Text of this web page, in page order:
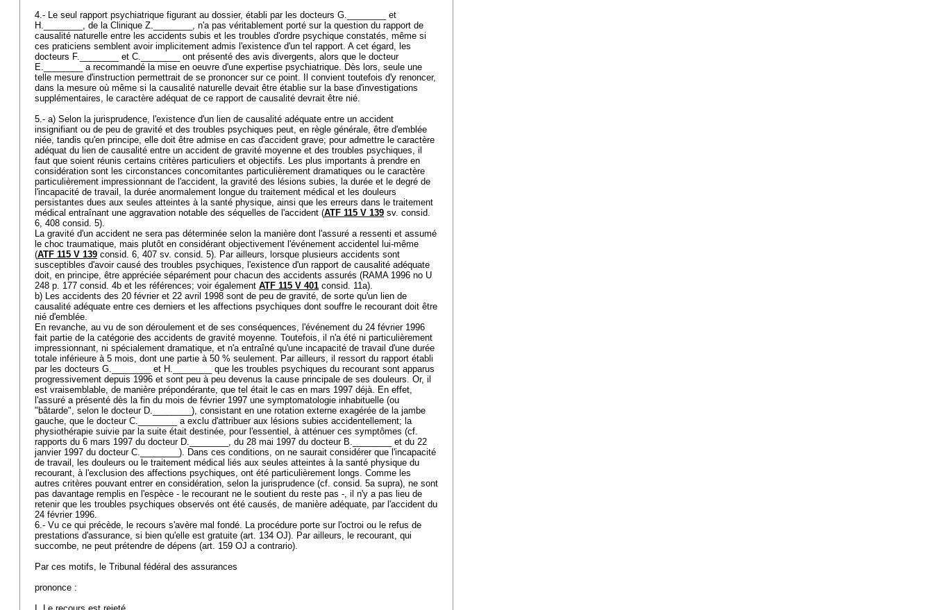
4.- Le seul rapport psychiatrique figurant au dossier, établi par les docteurs G.________ et
H.________, de la Clinique Z.________, n'a pas véritablement porté sur la question du rapport de
causalité naturelle entre les accidents subis et les troubles d'ordre psychique constatés, même si
ces praticiens semblent avoir implicitement admis l'existence d'un tel rapport. A cet égard, les
docteurs F.________ et C.________ ont présenté des avis divergents, alors que le docteur
E.________ a recommandé la mise en oeuvre d'une expertise psychiatrique. Dès lors, seule une
telle mesure d'instruction permettrait de se prononcer sur ce point. Il convient toutefois d'y renoncer,
dans la mesure où même si la causalité naturelle devait être établie sur la base d'investigations
supplémentaires, le caractère adéquat de ce rapport de causalité devrait être nié.
5.- a) Selon la jurisprudence, l'existence d'un lien de causalité adéquate entre un accident
insignifiant ou de peu de gravité et des troubles psychiques peut, en règle générale, être d'emblée
niée, tandis qu'en principe, elle doit être admise en cas d'accident grave; pour admettre le caractère
adéquat du lien de causalité entre un accident de gravité moyenne et des troubles psychiques, il
faut que soient réunis certains critères particuliers et objectifs. Les plus importants à prendre en
considération sont les circonstances concomitantes particulièrement dramatiques ou le caractère
particulièrement impressionnant de l'accident, la gravité des lésions subies, la durée et le degré de
l'incapacité de travail, la durée anormalement longue du traitement médical et les douleurs
persistantes dues aux seules atteintes à la santé physique, ainsi que les erreurs dans le traitement
médical entraînant une aggravation notable des séquelles de l'accident (ATF 115 V 139 sv. consid.
6, 408 consid. 5).
La gravité d'un accident ne sera pas déterminée selon la manière dont l'assuré a ressenti et assumé
le choc traumatique, mais plutôt en considérant objectivement l'événement accidentel lui-même
(ATF 115 V 139 consid. 6, 407 sv. consid. 5). Par ailleurs, lorsque plusieurs accidents sont
susceptibles d'avoir causé des troubles psychiques, l'existence d'un rapport de causalité adéquate
doit, en principe, être appréciée séparément pour chacun des accidents assurés (RAMA 1996 no U
248 p. 177 consid. 4b et les références; voir également ATF 115 V 401 consid. 11a).
b) Les accidents des 20 février et 22 avril 1998 sont de peu de gravité, de sorte qu'un lien de
causalité adéquate entre ces derniers et les affections psychiques dont souffre le recourant doit être
nié d'emblée.
En revanche, au vu de son déroulement et de ses conséquences, l'événement du 24 février 1996
fait partie de la catégorie des accidents de gravité moyenne. Toutefois, il n'a été ni particulièrement
impressionnant, ni spécialement dramatique, et n'a entraîné qu'une incapacité de travail d'une durée
totale inférieure à 5 mois, dont une partie à 50 % seulement. Par ailleurs, il ressort du rapport établi
par les docteurs G.________ et H.________ que les troubles psychiques du recourant sont apparus
progressivement depuis 1996 et sont peu à peu devenus la cause principale de ses douleurs. Or, il
est vraisemblable, de manière prépondérante, que tel était le cas en mars 1997 déjà. En effet,
l'assuré a présenté dès la fin du mois de février 1997 une symptomatologie inhabituelle (ou
"bâtarde", selon le docteur D.________), consistant en une rotation externe exagérée de la jambe
gauche, que le docteur C.________ a exclu d'attribuer aux lésions subies accidentellement; la
physiothérapie suivie par la suite était destinée, pour l'essentiel, à atténuer ces symptômes (cf.
rapports du 6 mars 1997 du docteur D.________, du 28 mai 1997 du docteur B.________ et du 22
janvier 1997 du docteur C.________). Dans ces conditions, on ne saurait considérer que l'incapacité
de travail, les douleurs ou le traitement médical liés aux seules atteintes à la santé physique du
recourant, à l'exclusion des affections psychiques, ont été particulièrement longs. Comme les
autres critères pouvant entrer en considération, selon la jurisprudence (cf. consid. 5a supra), ne sont
pas davantage remplis en l'espèce - le recourant ne le soutient du reste pas -, il n'y a pas lieu de
retenir que les troubles psychiques observés ont été causés, de manière adéquate, par l'accident du
24 février 1996.
6.- Vu ce qui précède, le recours s'avère mal fondé. La procédure porte sur l'octroi ou le refus de
prestations d'assurance, si bien qu'elle est gratuite (art. 134 OJ). Par ailleurs, le recourant, qui
succombe, ne peut prétendre de dépens (art. 159 OJ a contrario).
Par ces motifs, le Tribunal fédéral des assurances
prononce :